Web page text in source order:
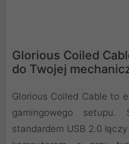
Glorious Coiled
do Twojej
Glorious Coiled Cable to
gamingowego
standardem USB 2.0